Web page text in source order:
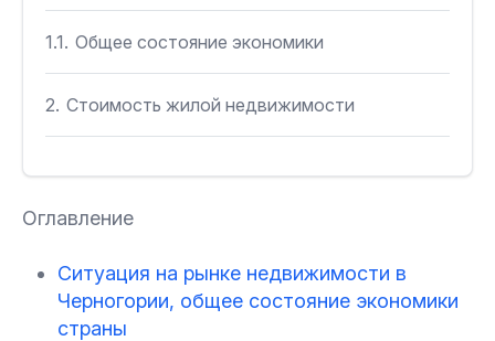
1.1. Общее состояние экономики
2. Стоимость жилой недвижимости
4. Популярность курортного жилья
5. Покупка недвижимости в Черногории
иностранцами
Оглавление
Ситуация на рынке недвижимости в
Черногории, общее состояние экономики
страны